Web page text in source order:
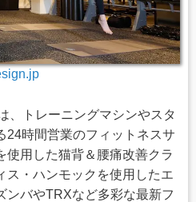
、トレーニングマシンやスタ
24時間営業のフィットネスサ
使用した猫背＆腰痛改善クラ
ス・ハンモックを使用したエ
ンバやTRXなど多彩な最新フ